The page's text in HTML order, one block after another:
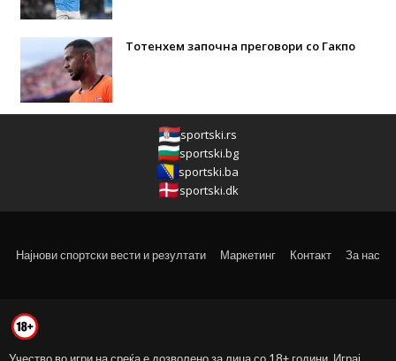
Тотенхем започна преговори со Гакпо
sportski.rs
sportski.bg
sportski.ba
sportski.dk
Најнови спортски вести и резултати Маркетинг Контакт За нас